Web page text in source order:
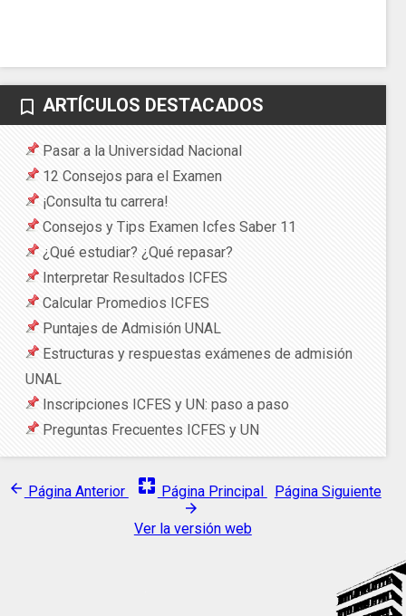
bookmark_border ARTÍCULOS DESTACADOS
Pasar a la Universidad Nacional
12 Consejos para el Examen
¡Consulta tu carrera!
Consejos y Tips Examen Icfes Saber 11
¿Qué estudiar? ¿Qué repasar?
Interpretar Resultados ICFES
Calcular Promedios ICFES
Puntajes de Admisión UNAL
Estructuras y respuestas exámenes de admisión
UNAL
Inscripciones ICFES y UN: paso a paso
Preguntas Frecuentes ICFES y UN
arrow_back Página Anterior pages Página Principal Página Siguiente
arrow_forward
Ver la versión web